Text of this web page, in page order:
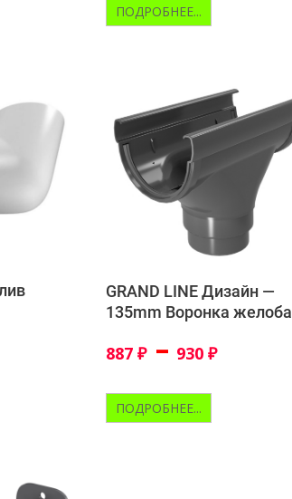
ПОДРОБНЕЕ...
GRAND LINE Дизайн —
135mm Воронка желоба
887₽ – 930₽
ПОДРОБНЕЕ...